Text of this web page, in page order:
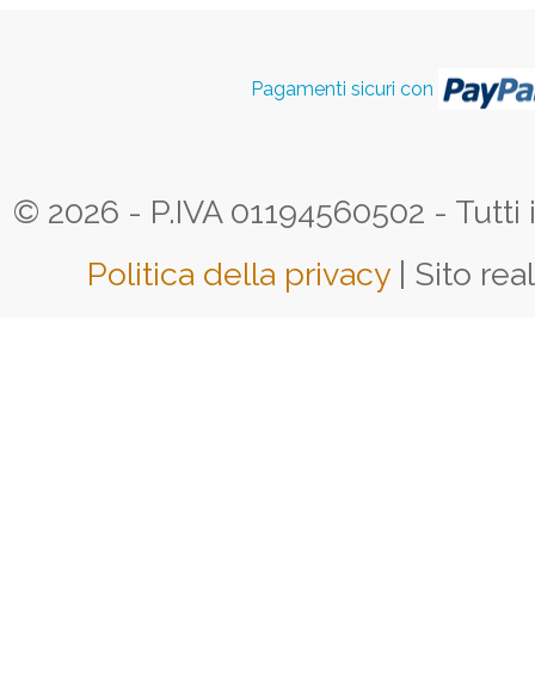
Pagamenti sicuri con
© 2026 - P.IVA 01194560502 -
Politica della privacy | Sito